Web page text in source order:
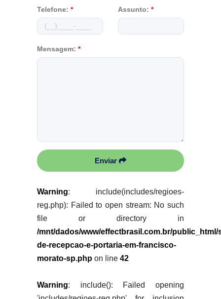
Telefone: * Assunto: *
Mensagem: *
Enviar
Warning: include(includes/regioes-
reg.php): Failed to open stream: No such
file or directory in
/mnt/dados/www/effectbrasil.com.br/public_html/
de-recepcao-e-portaria-em-francisco-
morato-sp.phpon line 42
Warning: include(): Failed opening